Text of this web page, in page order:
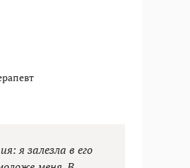
я залезла в его